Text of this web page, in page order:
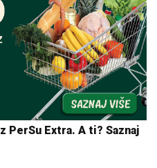
PerSu Extra. A ti? Saznaj